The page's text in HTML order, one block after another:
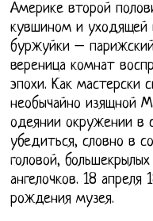
Америке второй
кувшином и уходящей
буржуйки –
вереница комнат
эпохи. Как мастерски
необычайно изящной
одеянии окружении в
убедиться, словно в
головой,
ангелочков. 18
рождения музея.